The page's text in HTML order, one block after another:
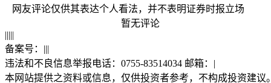
网友评论仅供其表达个人看法，并不表明证券时报立场
暂无评论
|||||
备案号： |||
违法和不良信息举报电话：0755-83514034 邮箱： |
本网站提供之资料或信息，仅供投资者参考，不构成投资建议